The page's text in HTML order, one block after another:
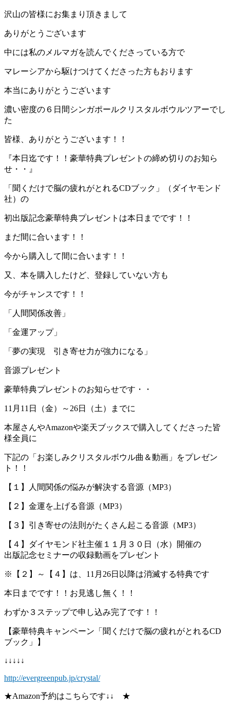
沢山の皆様にお集まり頂きまして
ありがとうございます
中には私のメルマガを読んでくださっている方で
マレーシアから駆けつけてくださった方もおります
本当にありがとうございます
濃い密度の６日間シンガポールクリスタルボウルツアーでし
た
皆様、ありがとうございます！！
『本日迄です！！豪華特典プレゼントの締め切りのお知ら
せ・・』
「聞くだけで脳の疲れがとれるCDブック」（ダイヤモンド
社）の
初出版記念豪華特典プレゼントは本日までです！！
まだ間に合います！！
今から購入して間に合います！！
又、本を購入したけど、登録していない方も
今がチャンスです！！
「人間関係改善」
「金運アップ」
「夢の実現 引き寄せ力が強力になる」
音源プレゼント
豪華特典プレゼントのお知らせです・・
11月11日（金）～26日（土）までに
本屋さんやAmazonや楽天ブックスで購入してくださった皆
様全員に
下記の「お楽しみクリスタルボウル曲＆動画」をプレゼン
ト！！
【１】人間関係の悩みが解決する音源（MP3）
【２】金運を上げる音源（MP3）
【３】引き寄せの法則がたくさん起こる音源（MP3）
【４】ダイヤモンド社主催１１月３０日（水）開催の
出版記念セミナーの収録動画をプレゼント
※【２】～【４】は、11月26日以降は消滅する特典です
本日までです！！お見逃し無く！！
わずか３ステップで申し込み完了です！！
【豪華特典キャンペーン「聞くだけで脳の疲れがとれるCD
ブック」】
↓↓↓↓↓
http://evergreenpub.jp/crystal/
★Amazon予約はこちらです↓↓ ★